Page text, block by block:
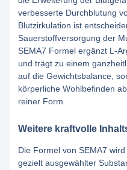
verbesserte Durchblutung
Blutzirkulation ist
Sauerstoffversorgung der
SEMA7 Formel ergänzt L-
und trägt zu einem
auf die Gewichtsbalance,
körperliche Wohlbefinden
reiner Form.
Weitere kraftvolle
Die Formel von SEMA7
gezielt ausgewählter